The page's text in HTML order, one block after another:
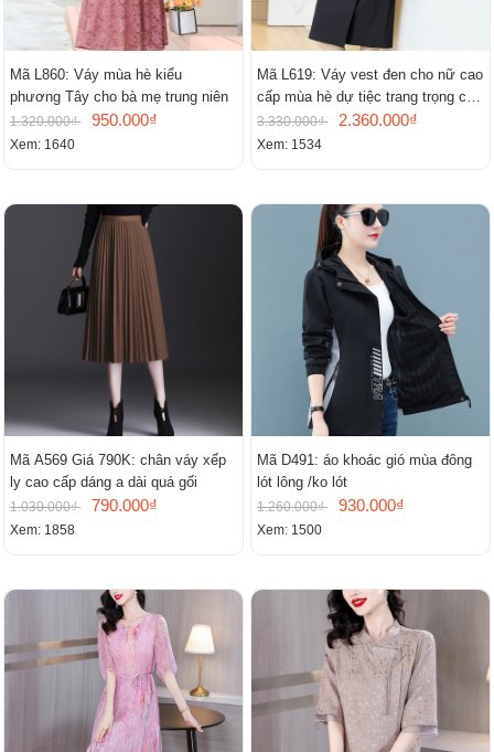
Mã L860: Váy mùa hè kiểu
phương Tây cho bà mẹ trung niên
1.320.000₫ 950.000₫
Xem: 1640
Mã L619: Váy vest đen cho nữ cao
cấp mùa hè dự tiệc trang trọng cao
cấp
3.330.000₫ 2.360.000₫
Xem: 1534
Mã A569 Giá 790K: chân váy xếp
ly cao cấp dáng a dài quá gối
1.030.000₫ 790.000₫
Xem: 1858
Mã D491: áo khoác gió mùa đông
lót lông /ko lót
1.260.000₫ 930.000₫
Xem: 1500